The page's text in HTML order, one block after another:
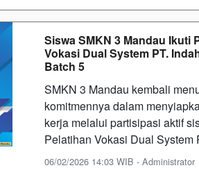
Siswa SMKN 3 Mandau Ikuti
Vokasi Dual System PT.
Batch 5
SMKN 3 Mandau kembali
komitmennya dalam
kerja melalui partisipasi aktif
Pelatihan Vokasi Dual System
06/02/2026 14:03 WIB - Administrator